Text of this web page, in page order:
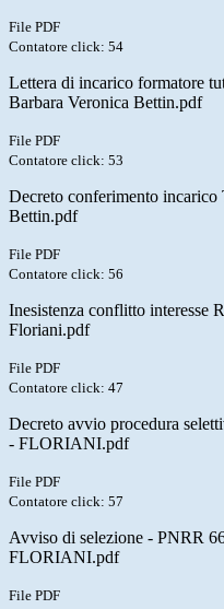
File PDF
Contatore click: 54
Lettera di incarico formatore
Barbara Veronica Bettin.pdf
File PDF
Contatore click: 53
Decreto conferimento
Bettin.pdf
File PDF
Contatore click: 56
Inesistenza conflitto interesse
Floriani.pdf
File PDF
Contatore click: 47
Decreto avvio procedura
- FLORIANI.pdf
File PDF
Contatore click: 57
Avviso di selezione - PNRR
FLORIANI.pdf
File PDF